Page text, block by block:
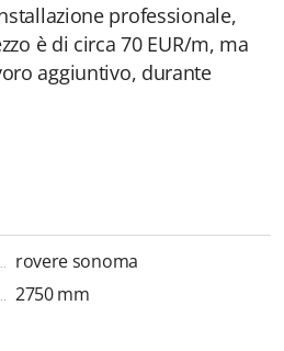
professionale,
è di circa 70 EUR/m, ma
aggiuntivo, durante
rovere sonoma
2750 mm